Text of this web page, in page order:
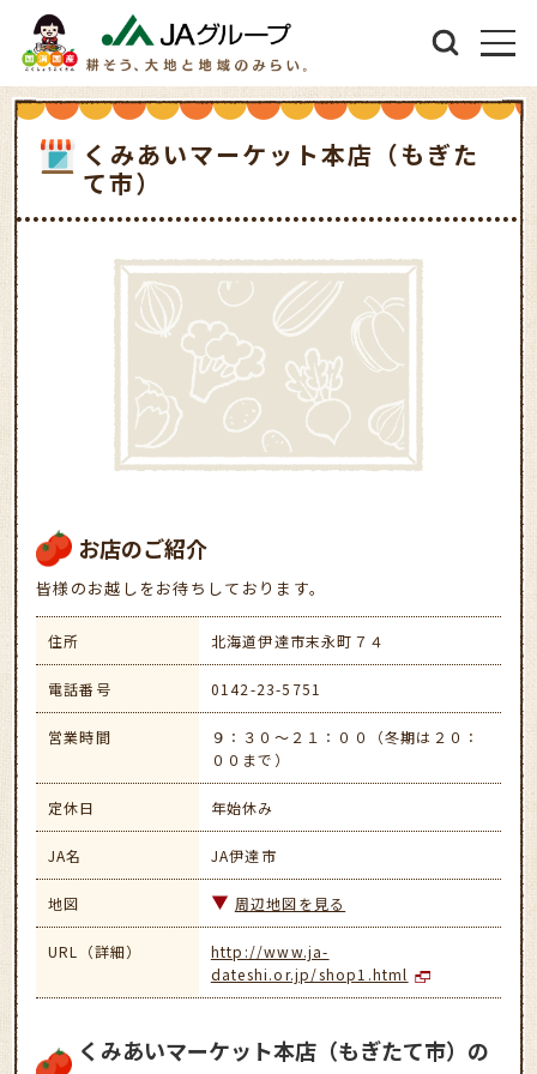
くみあいマーケット本店（もぎた
て市）
お店のご紹介
皆様のお越しをお待ちしております。
住所 北海道伊達市末永町７４
電話番号 0142-23-5751
営業時間
９：３０～２１：００（冬期は２０：
００まで）
定休日 年始休み
JA名 JA伊達市
地図 周辺地図を見る
URL（詳細）
http://www.ja-
dateshi.or.jp/shop1.html
くみあいマーケット本店（もぎたて市）の